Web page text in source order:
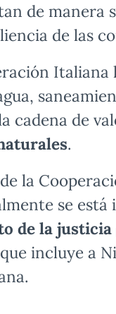
de manera
de las
cadena de
.
la
se
de la
incluye a